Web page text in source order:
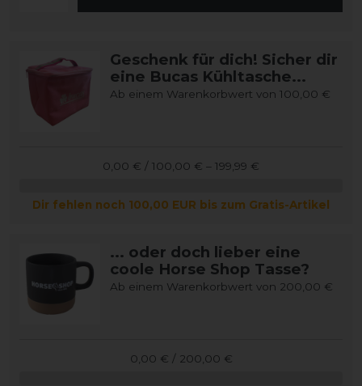
Geschenk für dich! Sicher dir
eine Bucas Kühltasche...
Ab einem Warenkorbwert von 100,00 €
0,00 € / 100,00 € – 199,99 €
Dir fehlen noch 100,00 EUR bis zum Gratis-Artikel
... oder doch lieber eine
coole Horse Shop Tasse?
Ab einem Warenkorbwert von 200,00 €
0,00 € / 200,00 €